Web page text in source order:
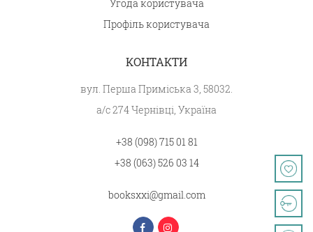
Угода користувача
Профіль користувача
КОНТАКТИ
вул. Перша Приміська 3, 58032.
а/с 274 Чернівці, Україна
+38 (098) 715 01 81
+38 (063) 526 03 14
booksxxi@gmail.com